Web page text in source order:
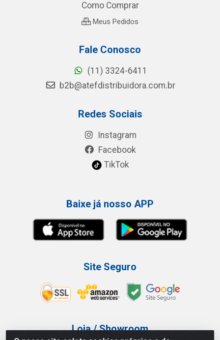
Como Comprar
Meus Pedidos
Fale Conosco
(11) 3324-6411
b2b@atefdistribuidora.com.br
Redes Sociais
Instagram
Facebook
TikTok
Baixe já nosso APP
Site Seguro
Loja / Showroom